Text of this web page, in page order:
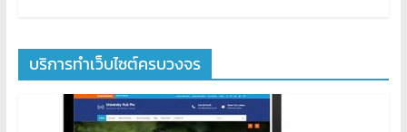
บริการทำเว็บไซต์ครบวงจร